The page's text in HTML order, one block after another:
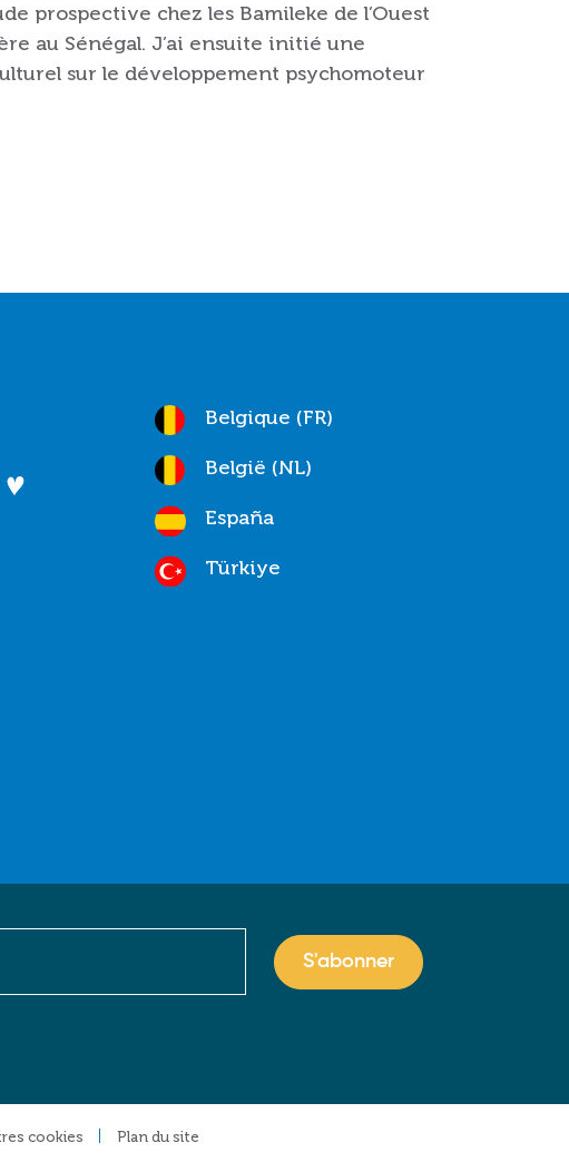
prospective chez les Bamileke de l’Ouest
au Sénégal. J’ai ensuite initié une
sur le développement psychomoteur
Belgique (FR)
België (NL)
España
Türkiye
cookies Plan du site